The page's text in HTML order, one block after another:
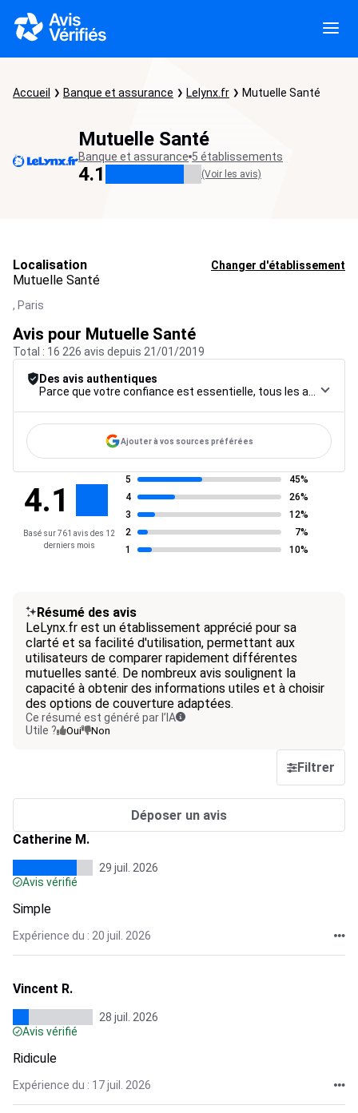
Accueil Banque et assurance Lelynx.fr Mutuelle Santé
Mutuelle Santé
Banque et assurance 5 établissements
4.1 (Voir les avis)
Localisation Changer d'établissement
Mutuelle Santé
, Paris
Avis pour Mutuelle Santé
Total : 16 226 avis depuis 21/01/2019
Des avis authentiques
Ajouter à vos sources préférées
4.1
Basé sur 761 avis des 12
derniers mois
5
45%
4
26%
3
12%
2
7%
1
10%
Résumé des avis
LeLynx.fr est un établissement apprécié pour sa
clarté et sa facilité d'utilisation, permettant aux
utilisateurs de comparer rapidement différentes
mutuelles santé. De nombreux avis soulignent la
capacité à obtenir des informations utiles et à choisir
des options de couverture adaptées.
Ce résumé est généré par l’IA
Utile ?
Oui Non
Filtrer
Déposer un avis
Catherine M.
29 juil. 2026
Avis vérifié
Simple
Expérience du : 20 juil. 2026
Vincent R.
28 juil. 2026
Avis vérifié
Ridicule
Expérience du : 17 juil. 2026